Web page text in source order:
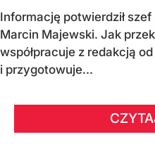
Informację potwierdził
Marcin Majewski. Jak
współpracuje z redakcją od
i przygotowuje...